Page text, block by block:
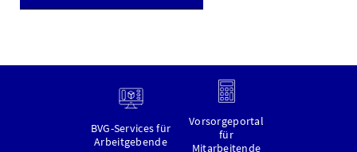
BVG-Services für
Arbeitgebende
Vorsorgeportal
für
Mitarbeitende